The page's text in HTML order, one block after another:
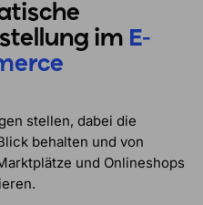
im E-
stellen, dabei die
behalten und von
und Onlineshops